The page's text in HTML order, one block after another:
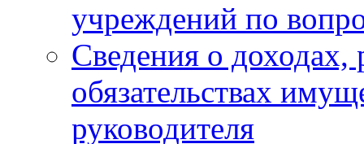
учреждений по
Сведения о доходах,
обязательствах
руководителя